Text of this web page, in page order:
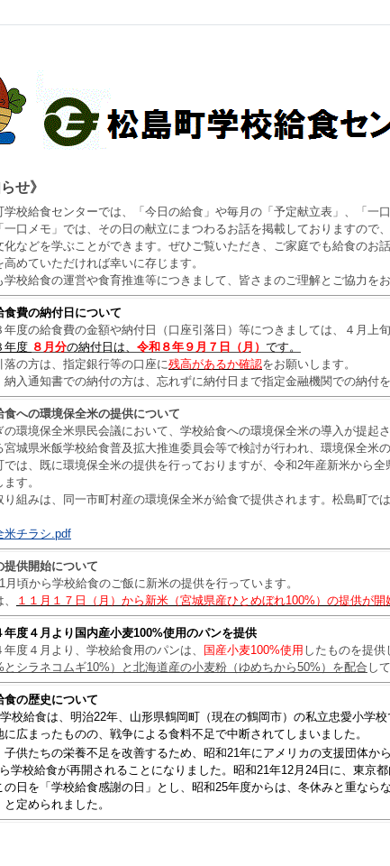
せ》
校給食センターでは、「今日の給食」や毎月の「予定献立表」、「一口
口メモ」では、その日の献立にまつわるお話を掲載しておりますので
化などを学ぶことができます。ぜひご覧いただき、 ご家庭でも給食のお
高めていただければ幸いに存じます。
校給食の運営や食育推進等につきまして、皆さまのご理解とご協力をお
食費の納付日について
年度の給食費の金額や納付日（口座引落日）等につきましては、４月上
年度 ８月 分の納付日は、 令和８年９月７日（月） です。
の方は、指定銀行等の口座に残高があるか確認をお願いします。
入通知書での納付の方は、忘れずに納付日まで指定金融機関での納付を
食への環境保全米の提供について
環境保全米県民会議において、学校給食への環境保全米の導入が提起
宮城県米飯学校給食普及拡大推進委員会等で検討が行われ、環境保全米
は、既に環境保全米の提供を行っておりますが、令和2年産新米から全
す。
組みは、同一市町村産の環境保全米が給食で提供されます。松島町では
米チラシ.pdf
提供開始について
頃から学校給食のご飯に新米の提供を行っています。
１１月１７日（月）から新米 （宮城県産ひとめぼれ100% ） の提供が開
年度４月より国内産小麦100%使用のパンを提供
度４月より、学校給食用のパンは、
国産小麦100%使用 したものを提供
とシラネコムギ10%）と北海道産の小麦粉（ゆめちから50%）を配合 し
食の歴史について
校給食は、明治22年、山形県鶴岡町（現在の鶴岡市）の私立忠愛小学
に広まったものの、戦争による食料不足で中断されてしまいました。
供たちの栄養不足を改善するため、昭和21年にアメリカの支援団体か
学校給食が再開されることになりました。昭和21年12月24日に、東京
の日を「学校給食感謝の日」とし、昭和25年度からは、冬休みと重なら
定められました。